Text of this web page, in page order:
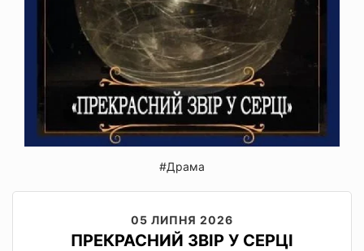
#Драма
05 ЛИПНЯ 2026
ПРЕКРАСНИЙ ЗВІР У СЕРЦІ